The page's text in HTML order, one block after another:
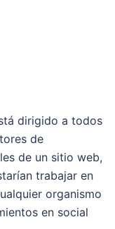
dirigido a todos
de
de un sitio web,
trabajar en
organismo
en social